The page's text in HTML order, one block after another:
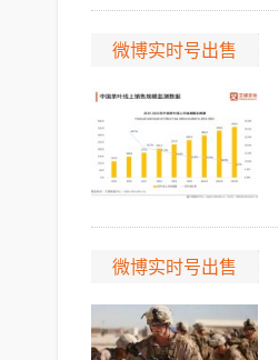
微博实时号出售
微博实时号出售